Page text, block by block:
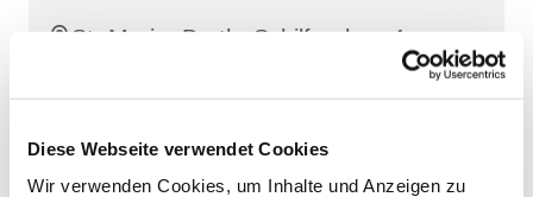
Diese Webseite verwendet Cookies
Wir verwenden Cookies, um Inhalte und Anzeigen zu
St. Maria, Barth, Schilfgraben 4,